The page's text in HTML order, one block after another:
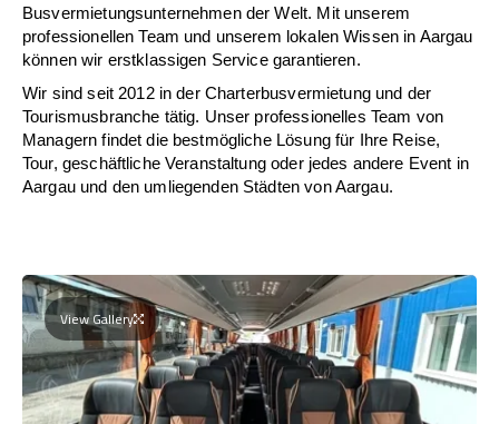
Busvermietungsunternehmen der Welt. Mit unserem
professionellen Team und unserem lokalen Wissen in Aargau
können wir erstklassigen Service garantieren.
Wir sind seit 2012 in der Charterbusvermietung und der
Tourismusbranche tätig. Unser professionelles Team von
Managern findet die bestmögliche Lösung für Ihre Reise,
Tour, geschäftliche Veranstaltung oder jedes andere Event in
Aargau und den umliegenden Städten von Aargau.
View Gallery